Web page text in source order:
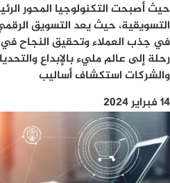
حيث أصبحت التكنولوجيا المحور
التسويقية، حيث يعد التسويق
في جذب العملاء وتحقيق النجاح في
رحلة إلى عالم مليء بالإبداع
والشركات استكشاف أساليب
14 فبراير 2024